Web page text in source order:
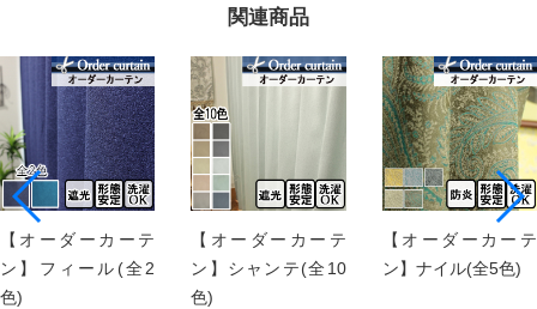
関連商品
【オーダーカーテ
ン】フィール(全2
色)
【オーダーカーテ
ン】シャンテ(全10
色)
【オーダーカーテ
ン】ナイル(全5色)